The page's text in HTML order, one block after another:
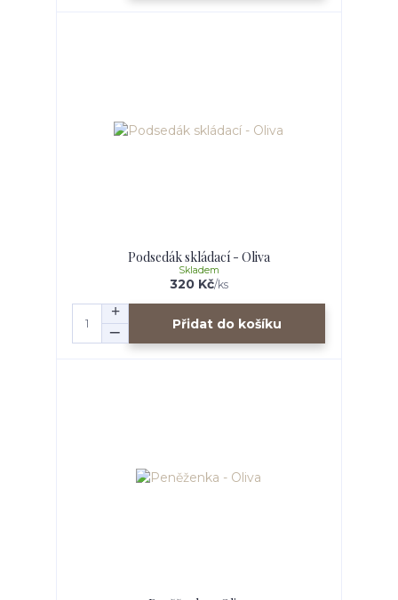
Podsedák skládací - Oliva
320 Kč/ks
Skladem
Přidat do košíku